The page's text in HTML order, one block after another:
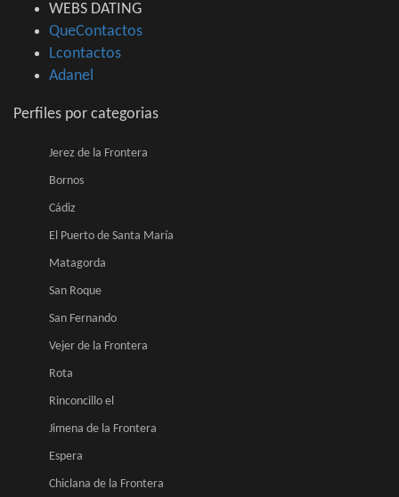
WEBS DATING
QueContactos
Lcontactos
Adanel
Perfiles por categorias
Jerez de la Frontera
Bornos
Cádiz
El Puerto de Santa María
Matagorda
San Roque
San Fernando
Vejer de la Frontera
Rota
Rinconcillo el
Jimena de la Frontera
Espera
Chiclana de la Frontera